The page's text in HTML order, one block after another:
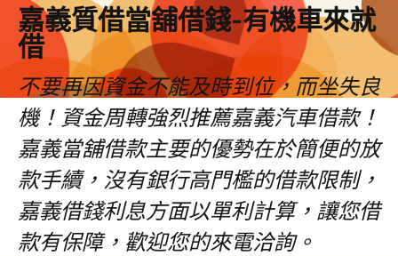
嘉義質借當舖借錢-有機車來就
借
不要再因資金不能及時到位，而坐失良
機！資金周轉強烈推薦嘉義汽車借款！
嘉義當舖借款主要的優勢在於簡便的放
款手續，沒有銀行高門檻的借款限制，
嘉義借錢利息方面以單利計算，讓您借
款有保障，歡迎您的來電洽詢。